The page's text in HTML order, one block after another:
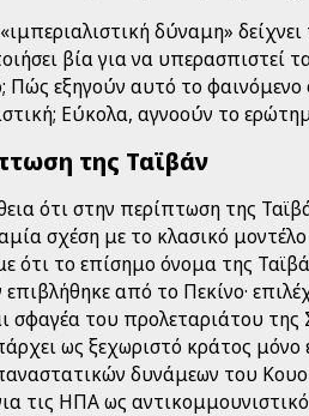
«ιμπεριαλιστική δύναμη»
βία για να υπερασπιστεί
Πώς εξηγούν αυτό το
Εύκολα, αγνοούν το
της Ταϊβάν
ότι στην περίπτωση της
σχέση με το κλασικό
ότι το επίσημο όνομα της
από το Πεκίνο·
σφαγέα του προλεταριάτου
ως ξεχωριστό κράτος
δυνάμεων του
τις ΗΠΑ ως